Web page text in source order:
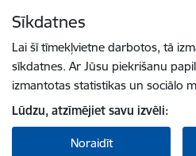
Sīkdatnes
Lai šī tīmekļvietne darbotos, tā
sīkdatnes. Ar Jūsu piekrišanu
izmantotas statistikas un sociālo
Lūdzu, atzīmējiet savu izvēli:
Noraidīt